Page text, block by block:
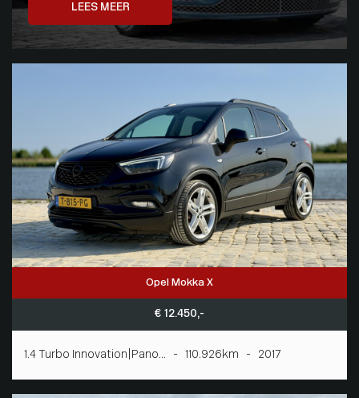
LEES MEER
Opel Mokka X
€ 12.450,-
1.4 Turbo Innovation|Pano... - 110.926km - 2017